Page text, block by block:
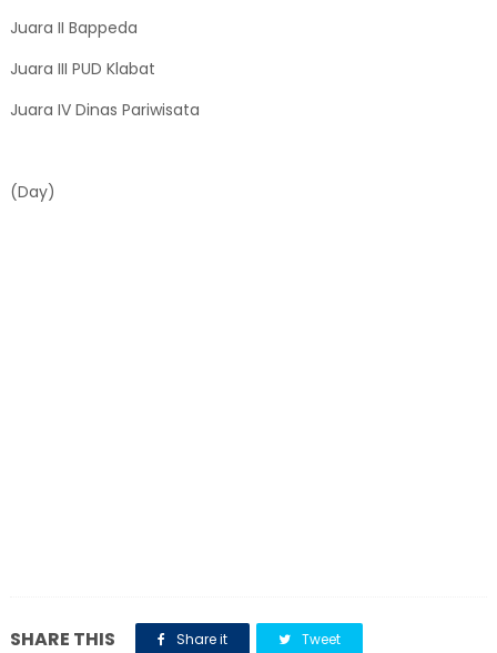
Juara II Bappeda
Juara III PUD Klabat
Juara IV Dinas Pariwisata
(Day)
SHARE THIS Share it Tweet